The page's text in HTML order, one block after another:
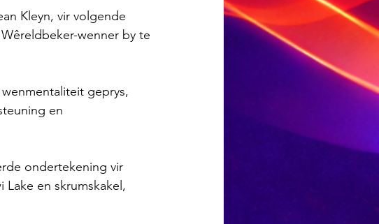
Kleyn, vir volgende
wenner by te
geprys,
en
ondertekening vir
en skrumskakel,